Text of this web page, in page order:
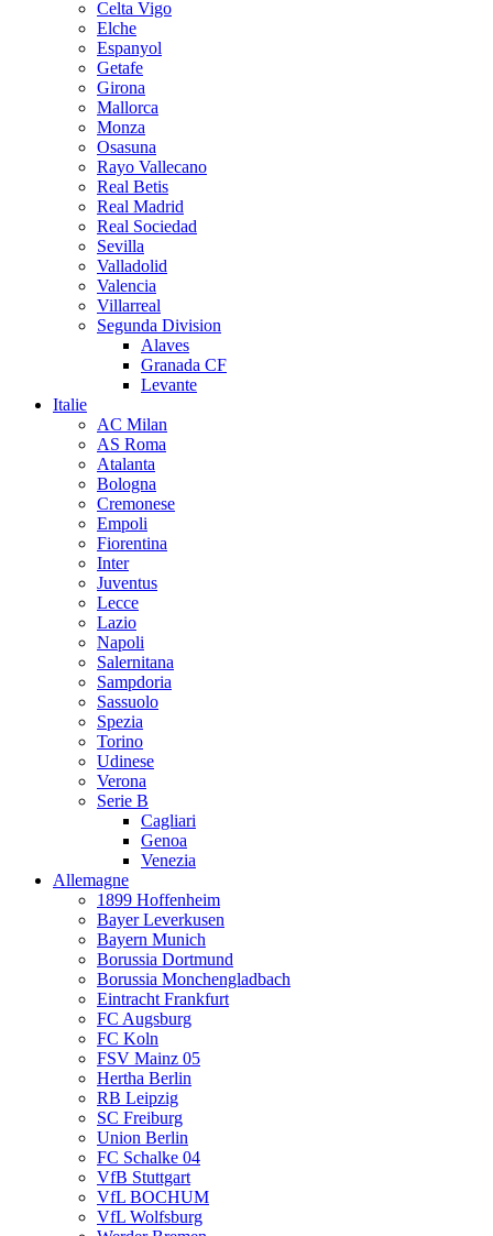
Celta Vigo
Elche
Espanyol
Getafe
Girona
Mallorca
Monza
Osasuna
Rayo Vallecano
Real Betis
Real Madrid
Real Sociedad
Sevilla
Valladolid
Valencia
Villarreal
Segunda Division
Alaves
Granada CF
Levante
Italie
AC Milan
AS Roma
Atalanta
Bologna
Cremonese
Empoli
Fiorentina
Inter
Juventus
Lecce
Lazio
Napoli
Salernitana
Sampdoria
Sassuolo
Spezia
Torino
Udinese
Verona
Serie B
Cagliari
Genoa
Venezia
Allemagne
1899 Hoffenheim
Bayer Leverkusen
Bayern Munich
Borussia Dortmund
Borussia Monchengladbach
Eintracht Frankfurt
FC Augsburg
FC Koln
FSV Mainz 05
Hertha Berlin
RB Leipzig
SC Freiburg
Union Berlin
FC Schalke 04
VfB Stuttgart
VfL BOCHUM
VfL Wolfsburg